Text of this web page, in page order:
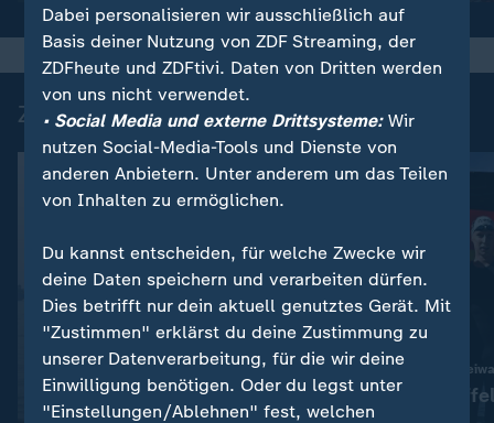
Zuletzt auf ZDFheute veröffentlicht
Aktuelle Entwicklungen
Mixed-Rennen im
Deutsche
Dabei personalisieren wir ausschließlich auf
Basis deiner Nutzung von ZDF Streaming, der
ZDFheute und ZDFtivi. Daten von Dritten werden
von uns nicht verwendet.
• Social Media und externe Drittsysteme:Wir
nutzen Social-Media-Tools und Dienste von
anderen Anbietern. Unter anderem um das Teilen
von Inhalten zu ermöglichen.
Du kannst entscheiden, für welche Zwecke wir
deine Daten speichern und verarbeiten dürfen.
Dies betrifft nur dein aktuell genutztes Gerät. Mit
"Zustimmen" erklärst du deine Zustimmung zu
unserer Datenverarbeitung, für die wir deine
Einwilligung benötigen. Oder du legst unter
"Einstellungen/Ablehnen" fest, welchen